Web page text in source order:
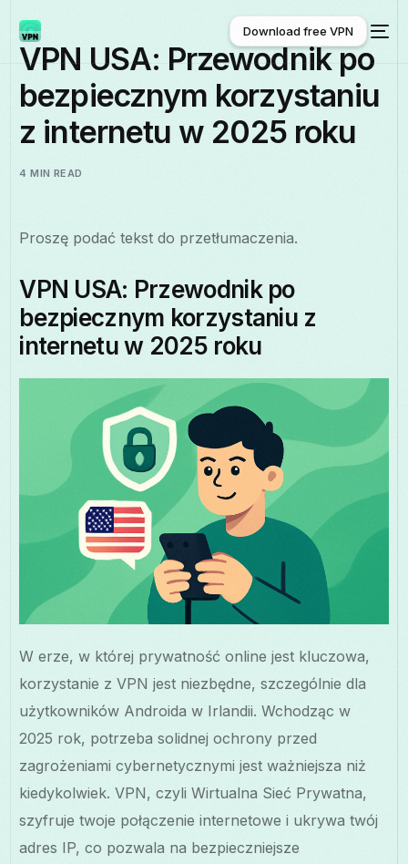
Download free VPN
Download free VPN
VPN USA: Przewodnik po
bezpiecznym korzystaniu
z internetu w 2025 roku
4 MIN READ
Proszę podać tekst do przetłumaczenia.
VPN USA: Przewodnik po
bezpiecznym korzystaniu z
internetu w 2025 roku
W erze, w której prywatność online jest kluczowa,
korzystanie z VPN jest niezbędne, szczególnie dla
użytkowników Androida w Irlandii. Wchodząc w
2025 rok, potrzeba solidnej ochrony przed
zagrożeniami cybernetycznymi jest ważniejsza niż
kiedykolwiek. VPN, czyli Wirtualna Sieć Prywatna,
szyfruje twoje połączenie internetowe i ukrywa twój
adres IP, co pozwala na bezpieczniejsze